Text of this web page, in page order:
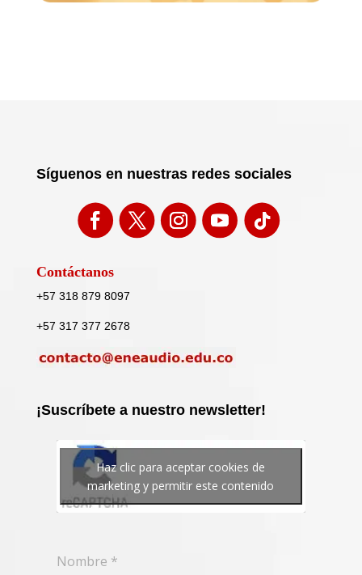
Síguenos en nuestras redes sociales
Contáctanos
+57 318 879 8097
+57 317 377 2678
¡Suscríbete a nuestro newsletter!
Haz clic para aceptar cookies de
marketing y permitir este contenido
Nombre *